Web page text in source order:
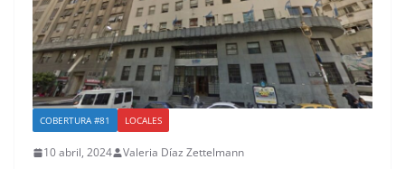
COBERTURA #81 LOCALES
10 abril, 2024 Valeria Díaz Zettelmann